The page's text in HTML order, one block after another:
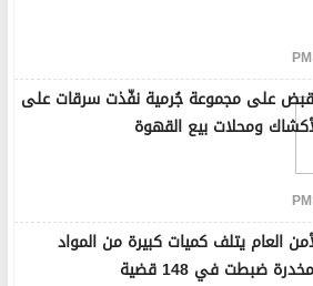
على مجموعة جُرمية نفّذت سرقات على
ومحلات بيع القهوة
العام يتلف كميات كبيرة من المواد
ضبطت في 148 قضية